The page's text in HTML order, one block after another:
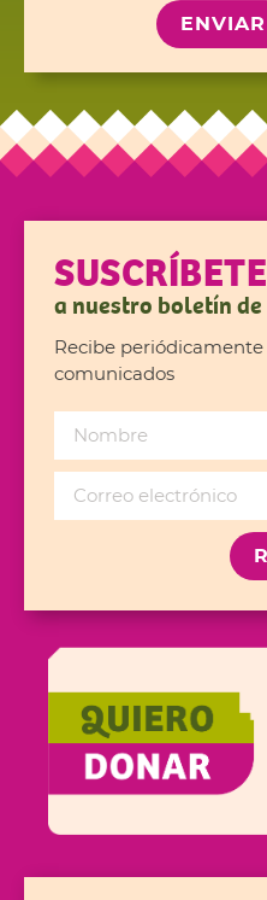
ENVIAR
SUSCRÍBETE
a nuestro boletín
Recibe
comunicados